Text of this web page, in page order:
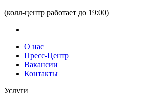
(колл-центр работает до 19:00)
О нас
Пресс-Центр
Вакансии
Контакты
Услуги